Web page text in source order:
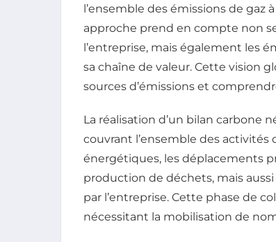
l’ensemble des émissions de gaz
approche prend en compte non
l’entreprise, mais également les
sa chaîne de valeur. Cette vision
sources d’émissions et
La réalisation d’un bilan carbone
couvrant l’ensemble des activités
énergétiques, les déplacements
production de déchets, mais
par l’entreprise. Cette phase de
nécessitant la mobilisation de